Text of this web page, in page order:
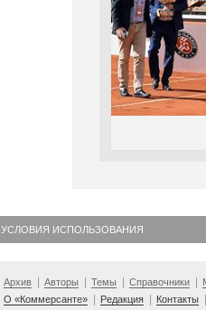
УСЛОВИЯ ИСПОЛЬЗОВАНИЯ
Архив Авторы Темы Справочники
О «Коммерсанте»
Редакция Контакты